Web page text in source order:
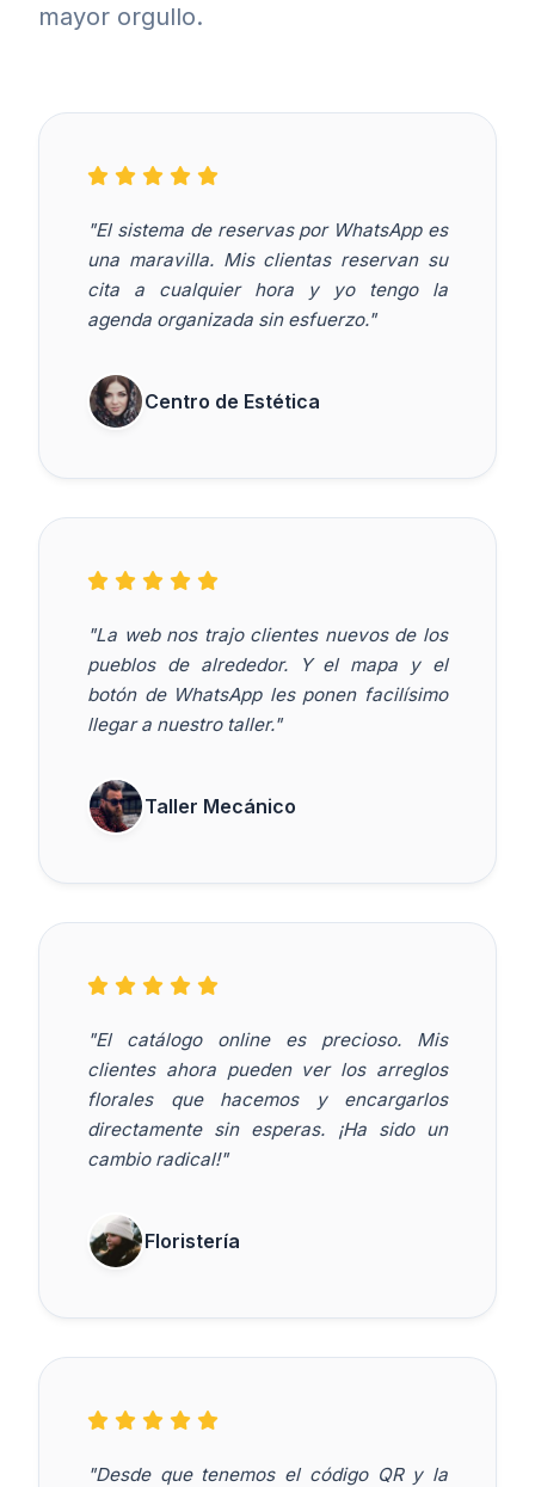
mayor orgullo.
"El sistema de reservas por WhatsApp es
una maravilla. Mis clientas reservan su
cita a cualquier hora y yo tengo la
agenda organizada sin esfuerzo."
Centro de Estética
"La web nos trajo clientes nuevos de los
pueblos de alrededor. Y el mapa y el
botón de WhatsApp les ponen facilísimo
llegar a nuestro taller."
Taller Mecánico
"El catálogo online es precioso. Mis
clientes ahora pueden ver los arreglos
florales que hacemos y encargarlos
directamente sin esperas. ¡Ha sido un
cambio radical!"
Floristería
"Desde que tenemos el código QR y la